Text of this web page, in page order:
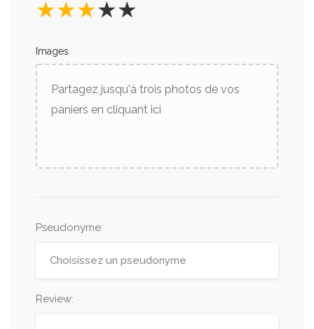
★
★
★
★
★
Images
Partagez jusqu'à trois photos de vos
paniers en cliquant ici
Pseudonyme:
Review: